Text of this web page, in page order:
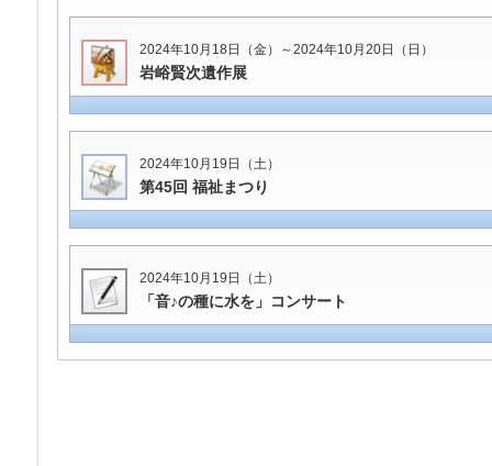
2024年10月18日（金）～2024年10月20日（日）
岩峪賢次遺作展
2024年10月19日（土）
第45回 福祉まつり
2024年10月19日（土）
「音♪の種に水を」コンサート